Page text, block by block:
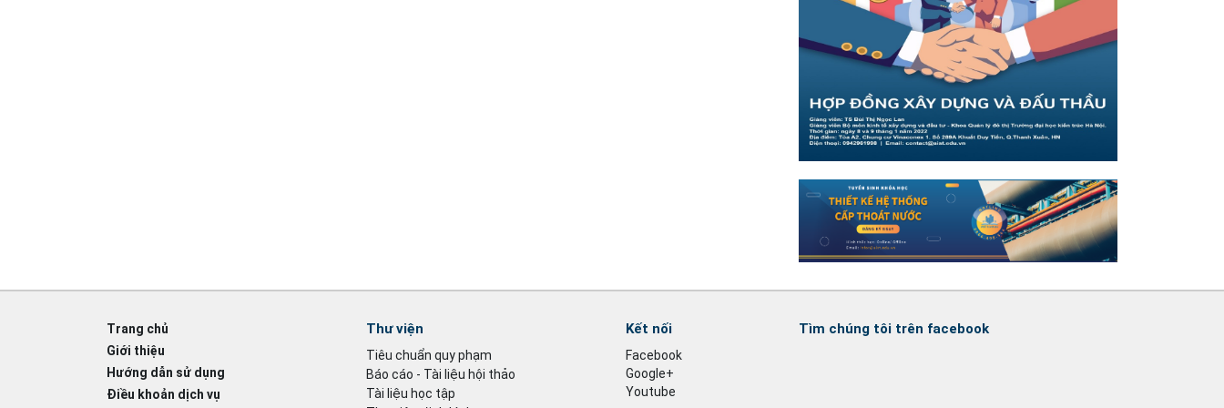
Trang chủ
Giới thiệu
Hướng dẫn sử dụng
Điều khoản dịch vụ
Thư viện
Tiêu chuẩn quy phạm
Báo cáo - Tài liệu hội thảo
Tài liệu học tập
Kết nối
Facebook
Google+
Youtube
Tìm chúng tôi trên facebook